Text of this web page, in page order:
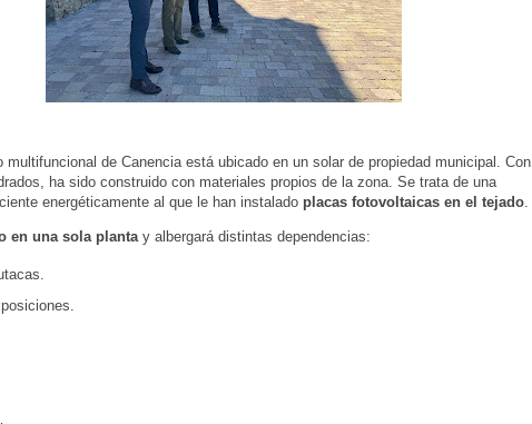
multifuncional de Canencia está ubicado en un solar de propiedad municipal. Con
ha sido construido con materiales propios de la zona. Se trata de una
energéticamente al que le han instalado placas fotovoltaicas en el tejado
en una sola planta y albergará distintas dependencias: